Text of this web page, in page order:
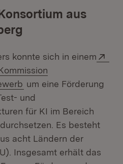
aus
konnte sich in einem
(Öffnet in neuem
um eine Förderung
und
für KI im Bereich
Es besteht
acht Ländern der
Insgesamt erhält das